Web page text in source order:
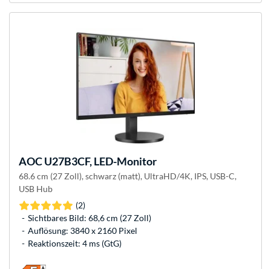
AOCU27B3CF, LED-Monitor
68.6 cm (27 Zoll), schwarz (matt), UltraHD/4K, IPS, USB-C,
USB Hub
(2)
Sichtbares Bild: 68,6 cm (27 Zoll)
Auflösung: 3840 x 2160 Pixel
Reaktionszeit: 4 ms (GtG)